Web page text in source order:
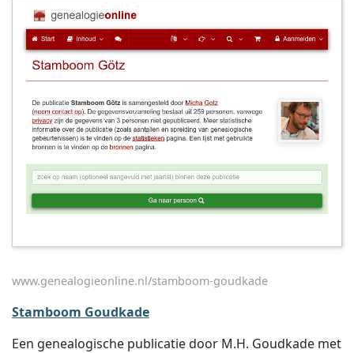
www.genealogieonline.nl/stamboom-goudkade
Stamboom Goudkade
Een genealogische publicatie door M.H. Goudkade met